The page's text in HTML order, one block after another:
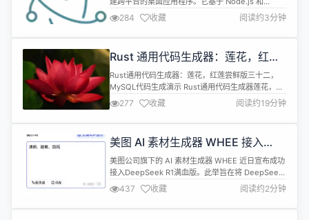
Chromium，被 Atom 编辑器和许多其他应用程序使
用。Electron 兼容 Mac、Windows 和 Linux，可
以构建出三个平台的应用程序。 Electron v35.1.0 更
284 收藏 阅读约3分钟
Rust 通用代码生成器：莲花，红莲
尝鲜版三十二，MySQL 代码生成演
示
Rust通用代码生成器：莲花，红莲尝鲜版三十二，
MySQL代码生成演示 Rust通用代码生成器莲花，红
莲尝鲜版三十二。美化了包括Dao在内的所有代码生
成物的缩进。修复了和枚举相关的一系列缺陷。支持
新的技术栈兼容性。更新了前端代码生成器。修复了
Tomcat9 的目录下。 现在，已经发布尝鲜版三十二
的介绍视频，视频请见...
277 收藏 阅读约19分钟
美图 AI 素材生成器 WHEE 接入
DeepSeek R1
美图公司旗下的 AI 素材生成器 WHEE 近日宣布成功
接入DeepSeek R1满血版。此举旨在将 DeepSeek
的专业提示词设计能力与 WHEE 的易用性相结合，
帮助用户在无专业背景的情况下轻松生成高质量的图
像内容。用户只需输入简单的词汇，AI 便能一键生成
437 收藏 阅读约2分钟